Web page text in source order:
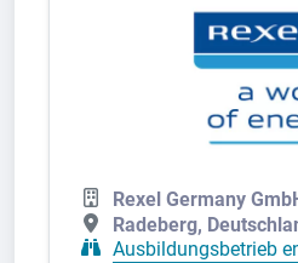
Rexel Germany
Radeberg,
Ausbildungsbetrieb